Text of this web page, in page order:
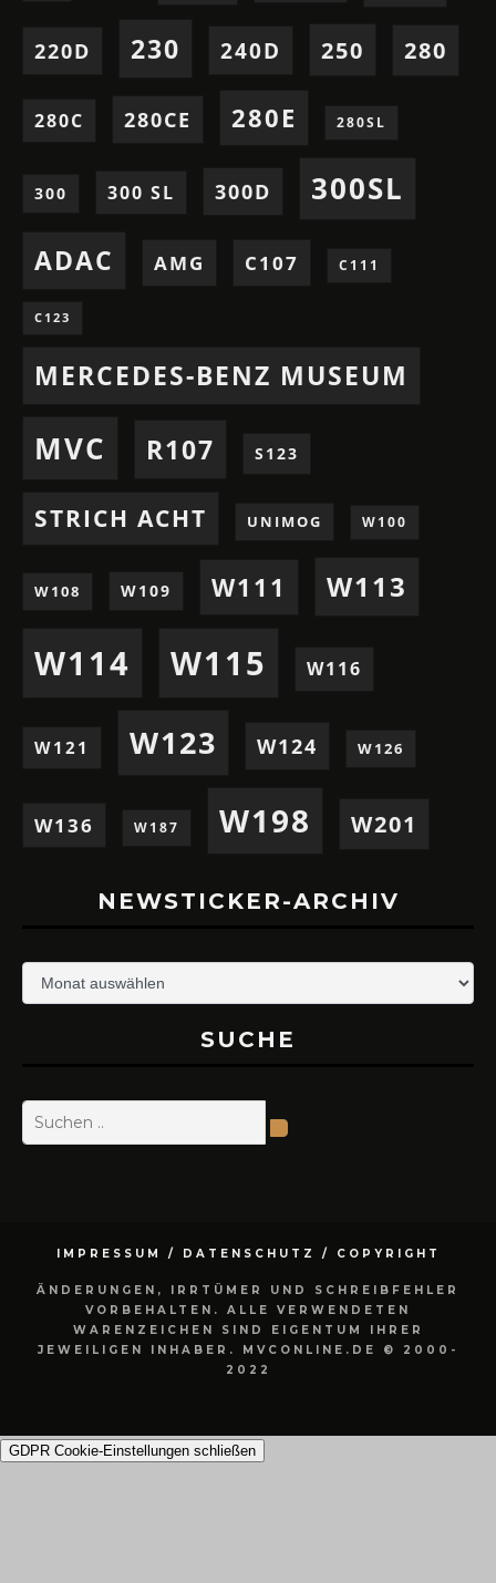
220D 230 240D 250 280
280C 280CE 280E 280SL
300 300 SL 300D 300SL
ADAC AMG C107 C111
C123
MERCEDES-BENZ MUSEUM
MVC R107 S123
STRICH ACHT UNIMOG W100
W108 W109 W111 W113
W114 W115 W116
W121 W123 W124 W126
W136 W187 W198 W201
NEWSTICKER-ARCHIV
Newsticker-
Archiv
SUCHE
IMPRESSUM / DATENSCHUTZ / COPYRIGHT
ÄNDERUNGEN, IRRTÜMER UND SCHREIBFEHLER
VORBEHALTEN. ALLE VERWENDETEN
WARENZEICHEN SIND EIGENTUM IHRER
JEWEILIGEN INHABER. MVCONLINE.DE © 2000-
2022
GDPR Cookie-Einstellungen schließen